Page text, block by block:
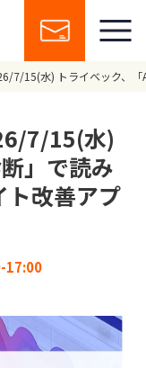
7/15(水) トライベック、
7/15(水)
」で読み
ト改善アプ
17:00